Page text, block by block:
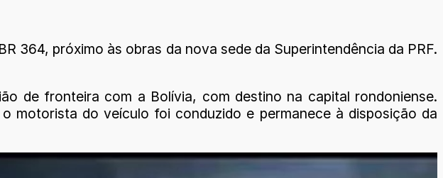
364, próximo às obras da nova sede da Superintendência da PRF.
de fronteira com a Bolívia, com destino na capital rondoniense.
motorista do veículo foi conduzido e permanece à disposição da